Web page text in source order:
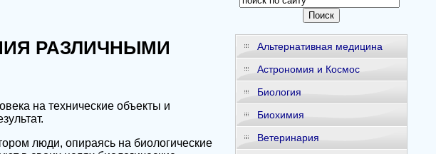
РАЗЛИЧНЫМИ
на технические объекты и
люди, опираясь на биологические
Альтернативная медицина
Астрономия и Космос
Биология
Биохимия
Ветеринария